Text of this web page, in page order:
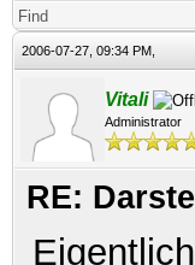
Find
2006-07-27, 09:34 PM,
Vitali
Administrator
RE: